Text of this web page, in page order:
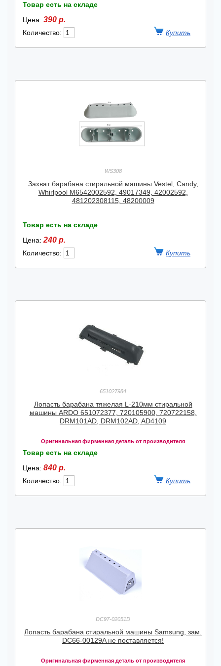
Товар есть на складе
Цена: 390 р.
Количество:
WS308
Захват барабана стиральной машины Vestel, Candy,
Whirlpool M6542002592, 49017349, 42002592,
481202308115, 48200009
Товар есть на складе
Цена: 240 р.
Количество:
651027984
Лопасть барабана тяжелая L-210мм стиральной
машины ARDO 651072377, 720105900, 720722158,
DRM101AD, DRM102AD, AD4109
Оригинальная фирменная деталь от производителя
Товар есть на складе
Цена: 840 р.
Количество:
DC97-02051D
Лопасть барабана стиральной машины Samsung, зам.
DC66-00129A не поставляется!
Оригинальная фирменная деталь от производителя